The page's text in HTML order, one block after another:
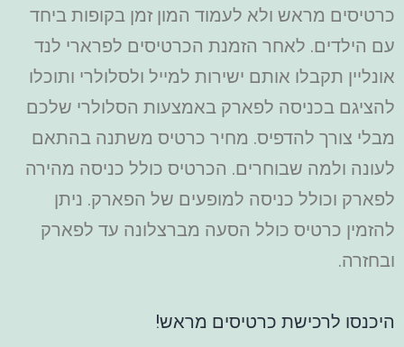
כרטיסים מראש ולא לעמוד המון זמן בקופות ביחד
עם הילדים. לאחר הזמנת הכרטיסים לפרארי לנד
אונליין תקבלו אותם ישירות למייל ולסלולרי ותוכלו
להציגם בכניסה לפארק באמצעות הסלולרי שלכם
מבלי צורך להדפיס. מחיר כרטיס משתנה בהתאם
לעונה ולמה שבוחרים. הכרטיס כולל כניסה מהירה
לפארק וכולל כניסה למופעים של הפארק. ניתן
להזמין כרטיס כולל הסעה מברצלונה עד לפארק
ובחזרה.
היכנסו לרכישת כרטיסים מראש!